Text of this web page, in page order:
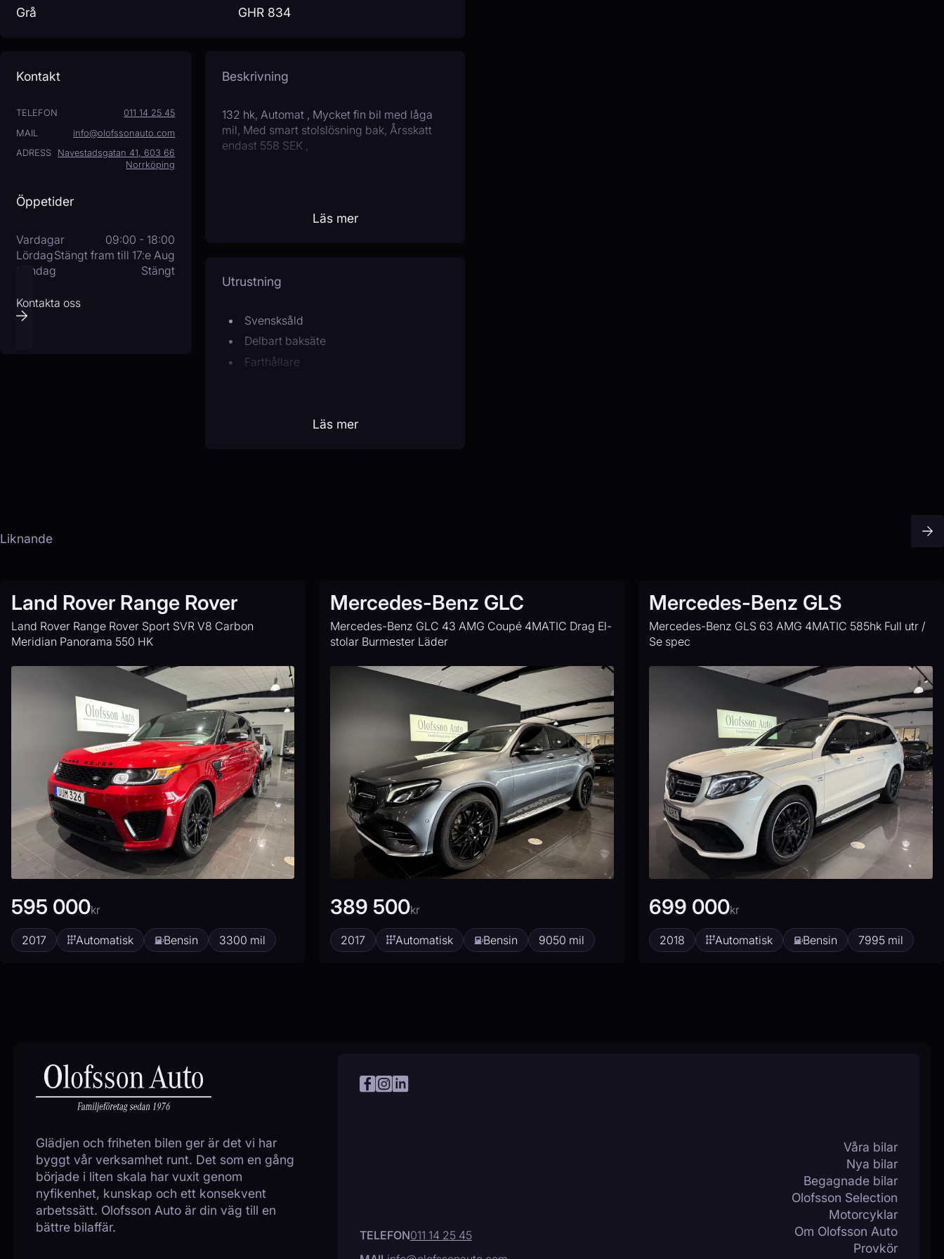
Grå GHR 834
Kontakt
TELEFON
011 14 25 45
MAIL
info@olofssonauto.com
ADRESS
Navestadsgatan 41, 603 66
Norrköping
Öppetider
Vardagar
09:00 - 18:00
LördagStängt fram till 17:e Aug
Söndag
Stängt
Kontakta oss
Beskrivning
132 hk, Automat , Mycket fin bil med låga
mil, Med smart stolslösning bak, Årsskatt
endast 558 SEK ,
Läs mer
Utrustning
Svensksåld
Delbart baksäte
Farthållare
Parkeringsassistans
Läs mer
Liknande
Land Rover Range Rover
Land Rover Range Rover Sport SVR V8 Carbon
Meridian Panorama 550 HK
595 000kr
2017 Automatisk Bensin 3300 mil
Mercedes-Benz GLC
Mercedes-Benz GLC 43 AMG Coupé 4MATIC Drag El-
stolar Burmester Läder
389 500kr
2017 Automatisk Bensin 9050 mil
Mercedes-Benz GLS
Mercedes-Benz GLS 63 AMG 4MATIC 585hk Full utr /
Se spec
699 000kr
2018 Automatisk Bensin 7995 mil
Glädjen och friheten bilen ger är det vi har
byggt vår verksamhet runt. Det som en gång
började i liten skala har vuxit genom
nyfikenhet, kunskap och ett konsekvent
arbetssätt. Olofsson Auto är din väg till en
bättre bilaffär.
Våra bilar
Nya bilar
Begagnade bilar
Olofsson Selection
Motorcyklar
Om Olofsson Auto
Provkör
TELEFON011 14 25 45